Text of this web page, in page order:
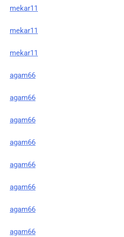
mekar11
mekar11
mekar11
agam66
agam66
agam66
agam66
agam66
agam66
agam66
agam66